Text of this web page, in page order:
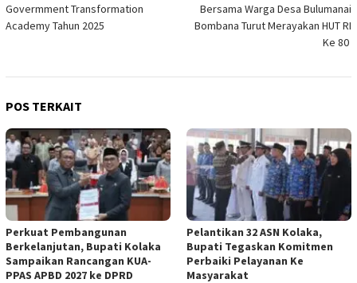
Govermment Transformation
Academy Tahun 2025
Bersama Warga Desa Bulumanai
Bombana Turut Merayakan HUT RI
Ke 80
POS TERKAIT
Perkuat Pembangunan
Berkelanjutan, Bupati Kolaka
Sampaikan Rancangan KUA-
PPAS APBD 2027 ke DPRD
Pelantikan 32 ASN Kolaka,
Bupati Tegaskan Komitmen
Perbaiki Pelayanan Ke
Masyarakat